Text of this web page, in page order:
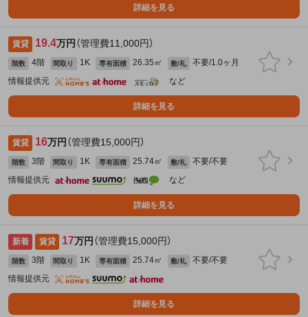
詳細を見る
賃貸 19.4万円 （管理費11,000円）
階数 4階 間取り 1K 専有面積 26.35㎡ 敷/礼
不要/1.0ヶ月
情報提供元
など
詳細を見る
賃貸 16万円 （管理費15,000円）
階数 3階 間取り 1K 専有面積 25.74㎡ 敷/礼
不要/不要
情報提供元
など
詳細を見る
新着 賃貸 17万円 （管理費15,000円）
階数 3階 間取り 1K 専有面積 25.74㎡ 敷/礼
不要/不要
情報提供元
詳細を見る